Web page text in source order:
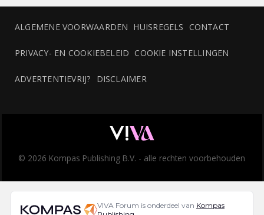
ALGEMENE VOORWAARDEN HUISREGELS CONTACT
PRIVACY- EN COOKIEBELEID COOKIE INSTELLINGEN
ADVERTENTIEVRIJ? DISCLAIMER
© 2026 Kompas Publishing B.V. - alle rechten voorbehouden
VIVA Forum is onderdeel van Kompas